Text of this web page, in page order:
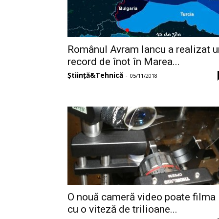
Românul Avram Iancu a realizat
record de înot în Marea...
Știință&Tehnică - 05/11/2018
O nouă cameră video poate filma
cu o viteză de trilioane...